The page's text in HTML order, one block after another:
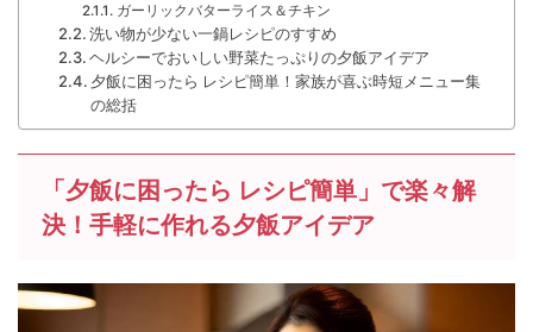
ガーリックバターライス＆チキン
洗い物が少ない一鍋レシピのすすめ
ヘルシーでおいしい野菜たっぷりの夕飯アイデア
夕飯に困ったら レシピ簡単！家族が喜ぶ時短メニュー集
の総括
「夕飯に困ったら レシピ簡単」で楽々解
決！手軽に作れる夕飯アイデア